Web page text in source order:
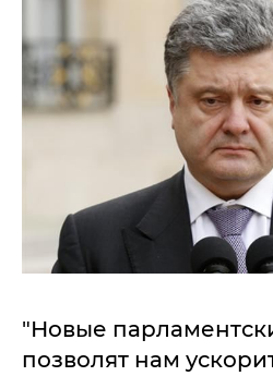
"Новые
позволят нам